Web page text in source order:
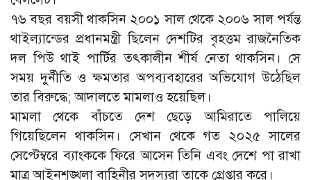
৭৬ বছর বয়সী থাকসিন ২০০১ সাল থেকে ২০০৬ সাল পর্যন্ত
থাইল্যান্ডের প্রধানমন্ত্রী ছিলেন দেশটির বৃহত্তম রাজনৈতিক
দল পিউ থাই পার্টির তৎকালীন শীর্ষ নেতা থাকসিন। সে
সময় দুর্নীতি ও ক্ষমতার অপব্যবহারের অভিযোগ উঠেছিল
তার বিরুদ্ধে; আদালতে মামলাও হয়েছিল।
মামলা থেকে বাঁচতে দেশ ছেড়ে আমিরাতে পালিয়ে
গিয়েছিলেন থাকসিন। সেখান থেকে গত ২০২৫ সালের
সেপ্টেম্বরে ব্যাংককে ফিরে আসেন তিনি এবং দেশে পা রাখা
মাত্র আইনশৃঙ্খলা বাহিনীর সদস্যরা তাকে গ্রেপ্তার করে।